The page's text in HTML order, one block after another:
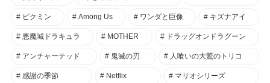
ピクミン Among Us ワンダと巨像 キズナアイ
悪魔城ドラキュラ MOTHER ドラッグオンドラグーン
アンチャーテッド 鬼滅の刃 人喰いの大鷲のトリコ
感謝の季節 Netflix マリオシリーズ